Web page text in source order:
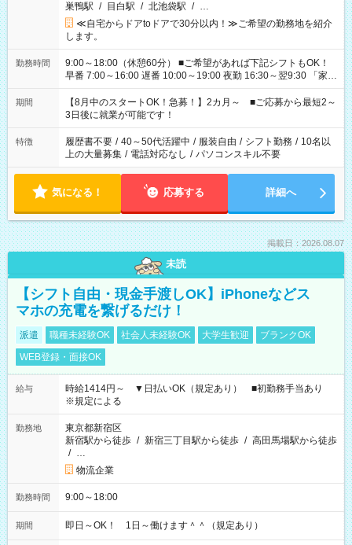
巣鴨駅 / 目白駅 / 北池袋駅 / …
≪自宅からドアtoドアで30分以内！≫ご希望の勤務地を紹介
します。
勤務時間
9:00～18:00（休憩60分） ■ご希望があれば下記シフトもOK！
早番 7:00～16:00 遅番 10:00～19:00 夜勤 16:30～翌9:30 「家族
と休みを合わせたい」 「余裕を持って夕飯の準備がしたい」
「できれば残業はしたくない」 など、ご希望を教えてください
ね。 ※Wワーク希望の方へ 今ご覧のお仕事で希望する勤務時間
と、もう1つのお仕事の勤務時間。 合計で週40時間を超える場
合は応募できません。
期間
【8月中のスタートOK！急募！】2カ月～ ■ご応募から最短2～
3日後に就業が可能です！
特徴 履歴書不要 / 40～50代活躍中 / 服装自由 / シフト勤務 / 10名以
上の大量募集 / 電話対応なし / パソコンスキル不要
気になる！ 応募する 詳細へ
掲載日：2026.08.07
未読
【シフト自由・現金手渡しOK】iPhoneなどス
マホの充電を繋げるだけ！
派遣 職種未経験OK 社会人未経験OK 大学生歓迎
ブランクOK
WEB登録・面接OK
給与
時給1414円～ ▼日払いOK（規定あり） ■初勤務手当あり
※規定による
勤務地
東京都新宿区
新宿駅から徒歩 / 新宿三丁目駅から徒歩 / 高田馬場駅から徒歩
/ …
物流企業
勤務時間 9:00～18:00
期間 即日～OK！ 1日～働けます＾＾（規定あり）